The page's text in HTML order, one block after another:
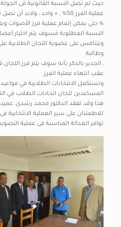
حيث لم تصل النسبة القانونية فى الجولة
% حتي يمكن إتمام عملية فرز الأصوات
النسبة المطلوبة فسوف يتم اختيار أعضاء
وطالبة
ـ الجدير بالذكر بأنه سوف يتم فرز
عقب انتهاء عملية الفرز
وتستكمل الانتخابات الطلابية في
المساعدين للجان اتحادات الطلاب في
هذا وقد تفقد الدكتور محمد رشدى، عميد
للاطمئنان على سير العملية الانتخابية
توافر العدالة المناسبة فى عملية